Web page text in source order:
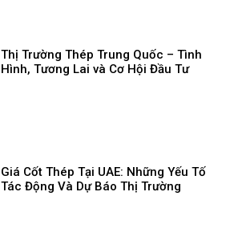
Thị Trường Thép Trung Quốc – Tình
Hình, Tương Lai và Cơ Hội Đầu Tư
Giá Cốt Thép Tại UAE: Những Yếu Tố
Tác Động Và Dự Báo Thị Trường